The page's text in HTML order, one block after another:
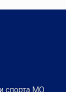
спорта МО